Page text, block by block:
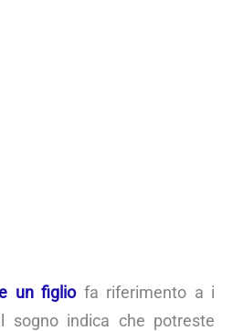
un figliofa riferimento a i
sogno indica che potreste